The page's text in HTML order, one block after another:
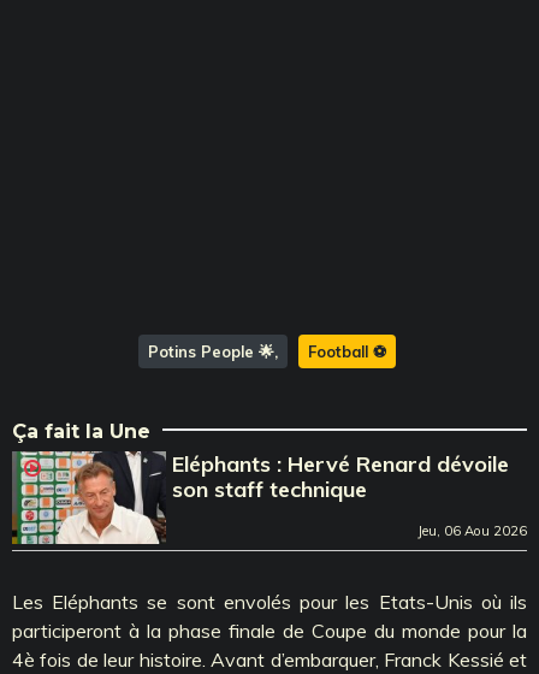
Potins People 🌟 Football ⚽️
Ça fait la Une
Eléphants : Hervé Renard dévoile
son staff technique
Jeu, 06 Aou 2026
Les Eléphants se sont envolés pour les Etats-Unis où ils
participeront à la phase finale de Coupe du monde pour la
4è fois de leur histoire. Avant d’embarquer, Franck Kessié et